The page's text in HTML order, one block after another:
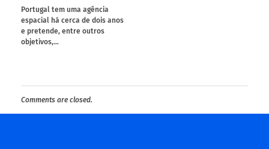
Portugal tem uma agência
espacial há cerca de dois anos
e pretende, entre outros
objetivos,…
Comments are closed.